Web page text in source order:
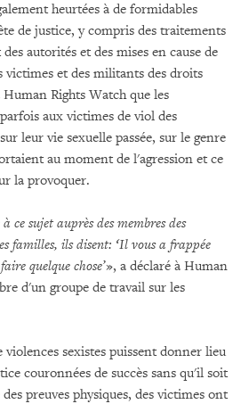
heurtées à de formidables
de justice, y compris des traitements
autorités et des mises en cause de
victimes et des militants des droits
Rights Watch que les
aux victimes de viol des
leur vie sexuelle passée, sur le genre
au moment de l'agression et ce
la provoquer.
ce sujet auprès des membres des
familles, ils disent: ‘Il vous a frappée
quelque chose’», a déclaré à Human
d'un groupe de travail sur les
violences sexistes puissent donner lieu
couronnées de succès sans qu'il soit
preuves physiques, des victimes ont